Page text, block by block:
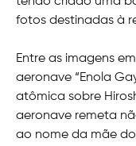
fotos destinadas à
Entre as imagens
aeronave “Enola
atômica sobre
aeronave remeta
ao nome da mãe